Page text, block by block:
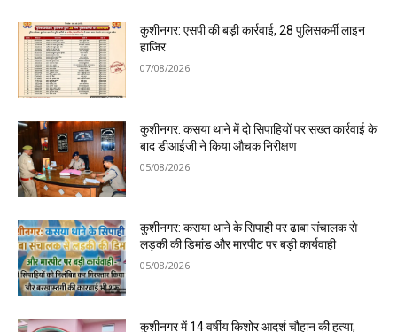
कुशीनगर: एसपी की बड़ी कार्रवाई, 28 पुलिसकर्मी लाइन
हाजिर
07/08/2026
कुशीनगर: कसया थाने में दो सिपाहियों पर सख्त कार्रवाई के
बाद डीआईजी ने किया औचक निरीक्षण
05/08/2026
कुशीनगर: कसया थाने के सिपाही पर ढाबा संचालक से
लड़की की डिमांड और मारपीट पर बड़ी कार्यवाही
05/08/2026
कुशीनगर में 14 वर्षीय किशोर आदर्श चौहान की हत्या,